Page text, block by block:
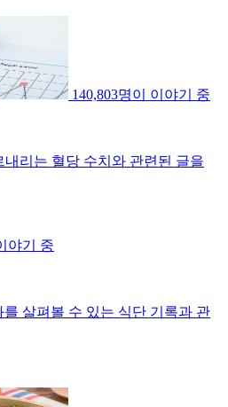
140,803명이 이야기 중
내리는 혈당 수치와 관련된 글을
야기 중
살펴볼 수 있는 식단 기록과 관